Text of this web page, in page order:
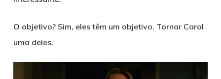
O objetivo? Sim, eles têm um objetivo. Tornar Carol
uma deles.